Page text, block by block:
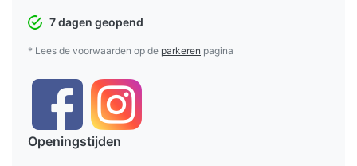
7 dagen geopend
* Lees de voorwaarden op de parkeren pagina
Openingstijden